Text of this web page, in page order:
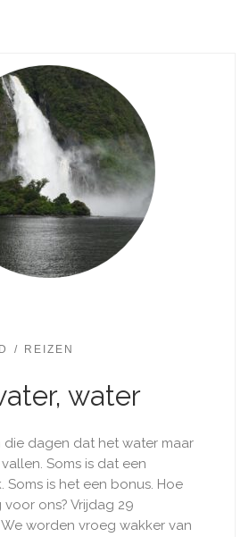
REIZEN
water
die dagen dat het water maar
Soms is dat een
Soms is het een bonus. Hoe
ons? Vrijdag 29
worden vroeg wakker van